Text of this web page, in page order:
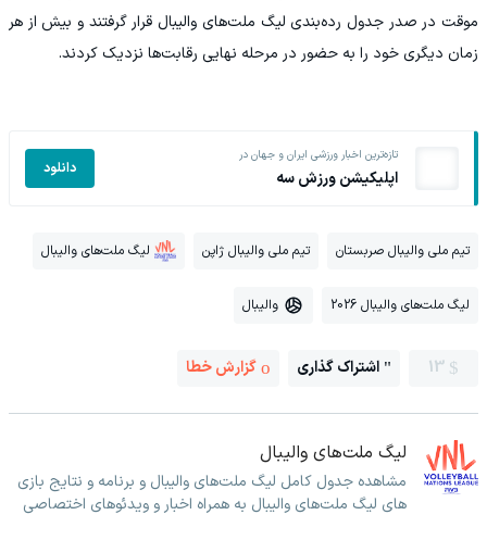
موقت در صدر جدول رده‌بندی لیگ ملت‌های والیبال قرار گرفتند و بیش از هر
زمان دیگری خود را به حضور در مرحله نهایی رقابت‌ها نزدیک کردند.
تازه‌ترین اخبار ورزشی ایران و جهان در
اپلیکیشن ورزش سه دانلود
تیم ملی والیبال صربستان تیم ملی والیبال ژاپن لیگ ملت‌های والیبال
لیگ ملت‌های والیبال 2026 والیبال
13 اشتراک گذاری گزارش خطا
لیگ ملت‌های والیبال
مشاهده جدول کامل لیگ ملت‌های والیبال و برنامه و نتایج بازی
های لیگ ملت‌های والیبال به همراه اخبار و ویدئوهای اختصاصی